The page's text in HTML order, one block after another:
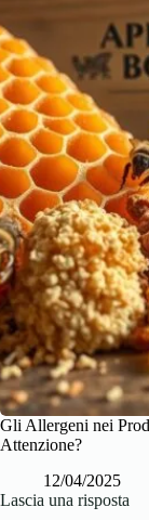
Gli Allergeni nei
Attenzione?
12/04/2025
Lascia una risposta